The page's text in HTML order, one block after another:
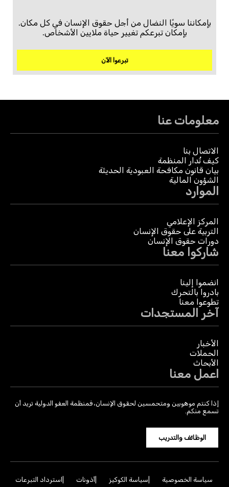
بإمكاننا سويًا النضال من أجل حقوق الإنسان في كل مكان.
بإمكان تبرعكم تغيير حياة ملايين الأشخاص.
تبرعوا الآن
معلومات عنا
الاتصال بنا
كيف تُدار المنظمة
بيان قانون مكافحة العبودية الحديثة
الشؤون المالية
الموارد
المركز الإعلامي
التربية على حقوق الإنسان
دورات حقوق الإنسان
شاركوا معنا
انضموا إلينا
بادروا بالتحرك
تطوعوا معنا
آخر المستجدات
الأخبار
الحملات
الأبحاث
اعمل معنا
إذا كنتم موهوبين ومتحمسين لحقوق الإنسان، فمنظمة العفو الدولية تريد أن
تسمع منكم.
الوظائف والتدريب
سياسة الخصوصية سياسة الكوكيز أذونات استرداد التبرعات